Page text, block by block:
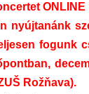
nyújtanánk
fogunk
Rožňava).